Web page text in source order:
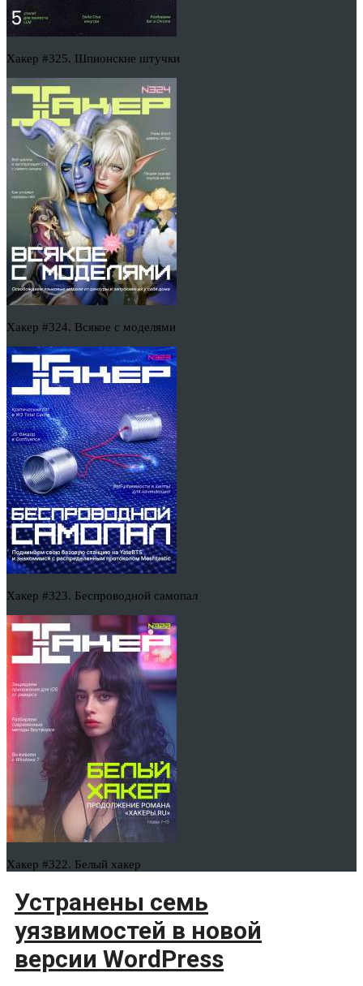
Хакер #325. Шпионские штучки
Хакер #324. Всякое с моделями
Хакер #323. Беспроводной самопал
Хакер #322. Белый хакер
Устранены семь
уязвимостей в новой
версии WordPress